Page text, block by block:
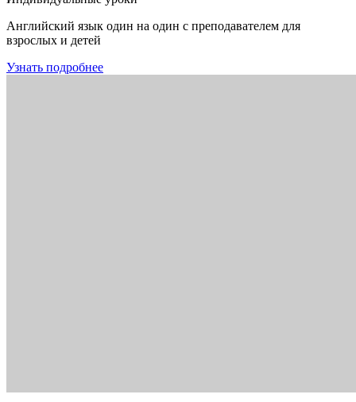
Английский язык один на один с преподавателем для
взрослых и детей
Узнать подробнее